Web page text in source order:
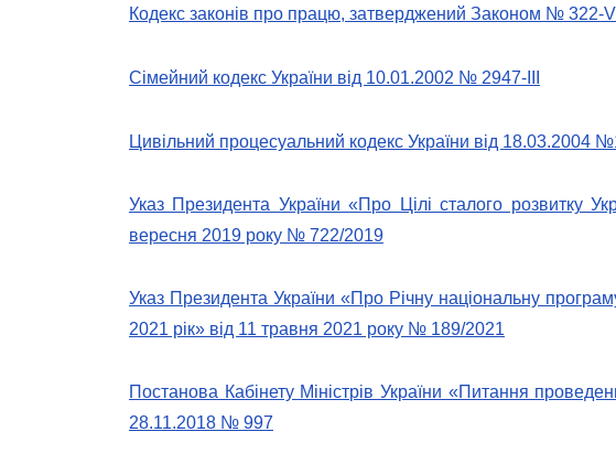
Кодекс законів про працю, затверджений Законом № 322-
Сімейний кодекс України від 10.01.2002 № 2947-III
Цивільний процесуальний кодекс України від 18.03.2004
Указ Президента України «Про Цілі сталого розвитку
вересня 2019 року № 722/2019
Указ Президента України «Про Річну національну
2021 рік» від 11 травня 2021 року № 189/2021
Постанова Кабінету Міністрів України «Питання
28.11.2018 № 997